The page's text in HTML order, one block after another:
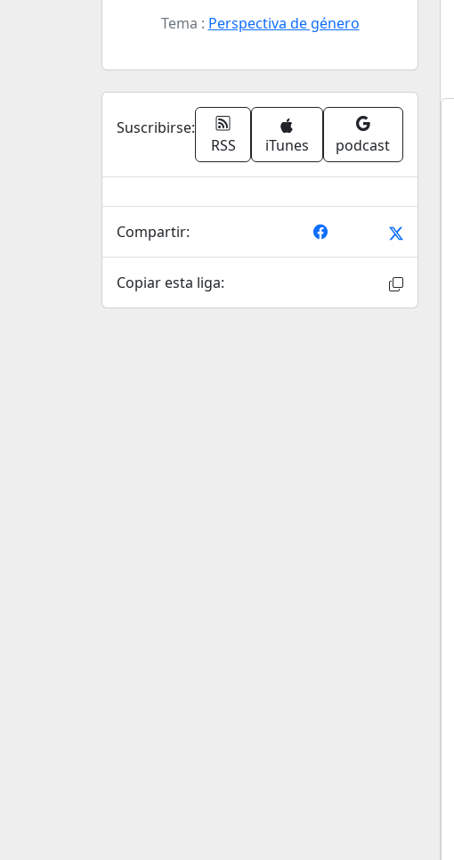
Tema : Perspectiva de género
Suscribirse:
RSS
iTunes podcast
Compartir:
Copiar esta liga: